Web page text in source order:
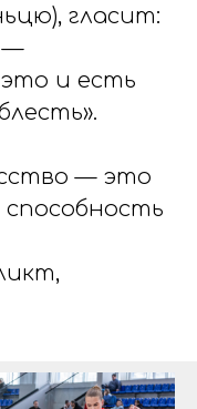
гласит:
—
и есть
— это